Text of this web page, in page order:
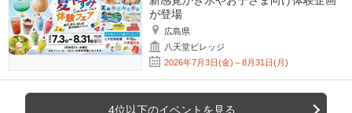
が登場
広島県
八天堂ビレッジ
2026年7月3日(金)～8月31日(月)
4位以下のイベントを見る